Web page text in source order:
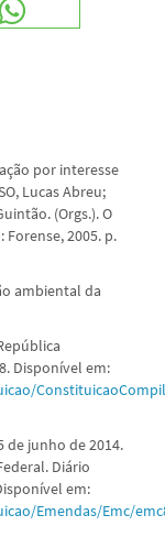
por interesse
Lucas Abreu;
(Orgs.). O
2005. p.
ambiental da
Disponível em:
de junho de 2014.
Diário
em:
Emendas/Emc/